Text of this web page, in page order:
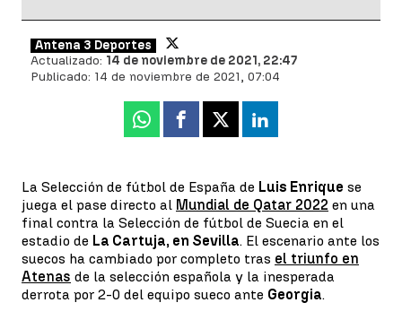
Antena 3 Deportes
Actualizado: 14 de noviembre de 2021, 22:47
Publicado: 14 de noviembre de 2021, 07:04
Whatsapp
Facebook
X Linkedin
La Selección de fútbol de España de Luis Enrique se
juega el pase directo al Mundial de Qatar 2022 en una
final contra la Selección de fútbol de Suecia en el
estadio de La Cartuja, en Sevilla. El escenario ante los
suecos ha cambiado por completo tras el triunfo en
Atenas de la selección española y la inesperada
derrota por 2-0 del equipo sueco ante Georgia.